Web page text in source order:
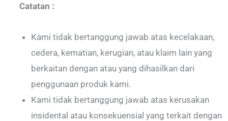
Catatan :
Kami tidak bertanggung jawab atas kecelakaan,
cedera, kematian, kerugian, atau klaim lain yang
berkaitan dengan atau yang dihasilkan dari
penggunaan produk kami.
Kami tidak bertanggung jawab atas kerusakan
insidental atau konsekuensial yang terkait dengan